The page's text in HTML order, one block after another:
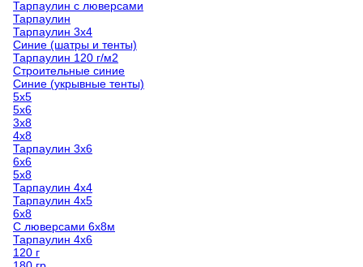
Тарпаулин с люверсами
Тарпаулин
Тарпаулин 3х4
Синие (шатры и тенты)
Тарпаулин 120 г/м2
Строительные синие
Синие (укрывные тенты)
5х5
5х6
3х8
4х8
Тарпаулин 3х6
6х6
5x8
Тарпаулин 4х4
Тарпаулин 4х5
6х8
С люверсами 6х8м
Тарпаулин 4х6
120 г